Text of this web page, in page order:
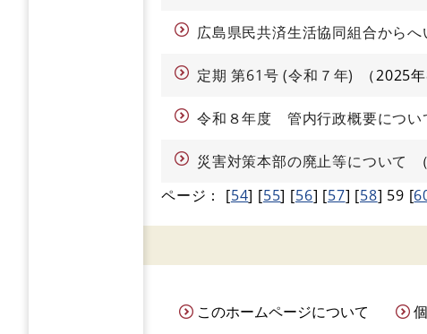
広島県民共済生活協同組合から
定期 第61号 (令和７年) 2025
令和８年度 管内行政概要につい
災害対策本部の廃止等について
ページ：
[54] [55] [56] [57] [58] 59 [
このホームページについて